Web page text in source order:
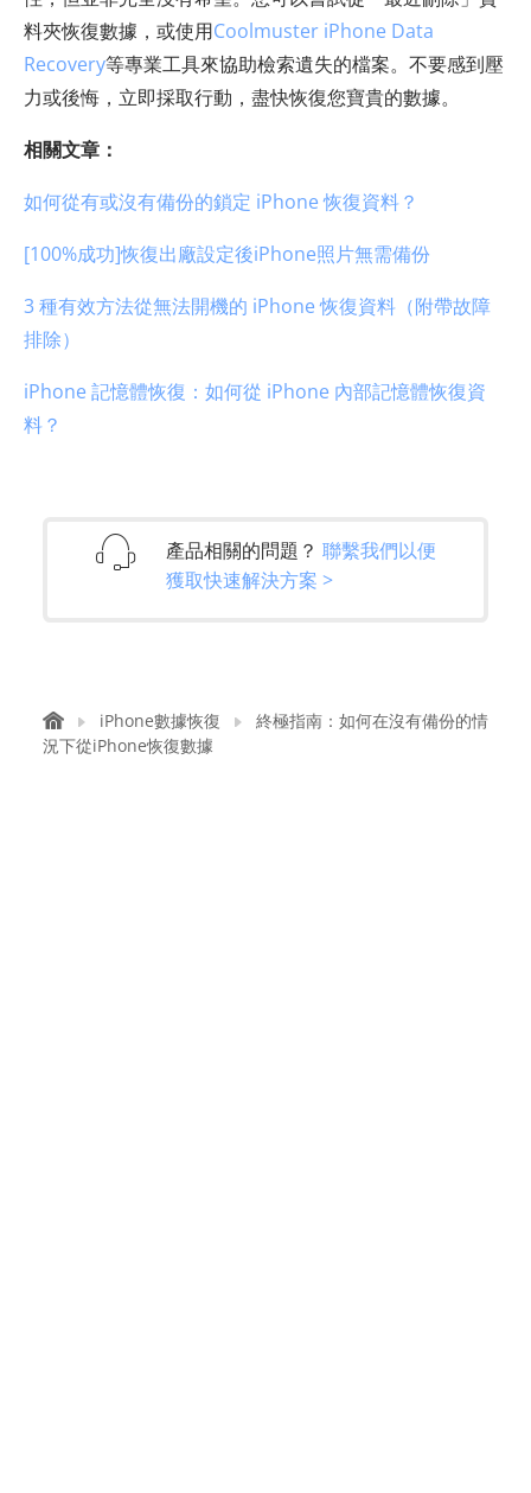
料夾恢復數據，或使用Coolmuster iPhone Data
Recovery等專業工具來協助檢索遺失的檔案。不要感到壓
力或後悔，立即採取行動，盡快恢復您寶貴的數據。
相關文章：
如何從有或沒有備份的鎖定 iPhone 恢復資料？
[100%成功]恢復出廠設定後iPhone照片無需備份
3 種有效方法從無法開機的 iPhone 恢復資料（附帶故障
排除）
iPhone 記憶體恢復：如何從 iPhone 內部記憶體恢復資
料？
產品相關的問題？ 聯繫我們以便
獲取快速解決方案 >
iPhone數據恢復
終極指南：如何在沒有備份的情
況下從iPhone恢復數據